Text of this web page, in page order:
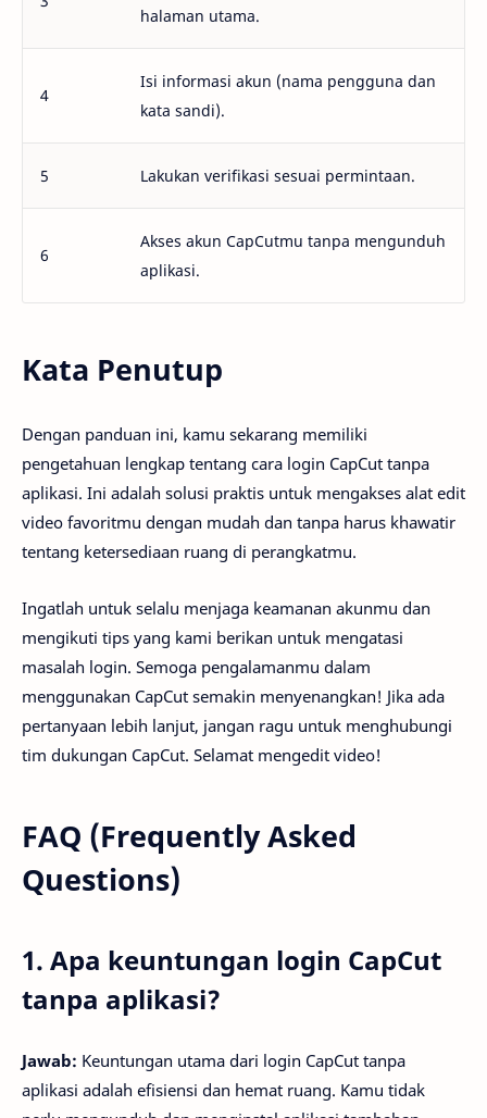
halaman utama.
4
Isi informasi akun (nama pengguna dan
kata sandi).
5 Lakukan verifikasi sesuai permintaan.
6
Akses akun CapCutmu tanpa mengunduh
aplikasi.
Kata Penutup
Dengan panduan ini, kamu sekarang memiliki
pengetahuan lengkap tentang cara login CapCut tanpa
aplikasi. Ini adalah solusi praktis untuk mengakses alat edit
video favoritmu dengan mudah dan tanpa harus khawatir
tentang ketersediaan ruang di perangkatmu.
Ingatlah untuk selalu menjaga keamanan akunmu dan
mengikuti tips yang kami berikan untuk mengatasi
masalah login. Semoga pengalamanmu dalam
menggunakan CapCut semakin menyenangkan! Jika ada
pertanyaan lebih lanjut, jangan ragu untuk menghubungi
tim dukungan CapCut. Selamat mengedit video!
FAQ (Frequently Asked
Questions)
1. Apa keuntungan login CapCut
tanpa aplikasi?
Jawab: Keuntungan utama dari login CapCut tanpa
aplikasi adalah efisiensi dan hemat ruang. Kamu tidak